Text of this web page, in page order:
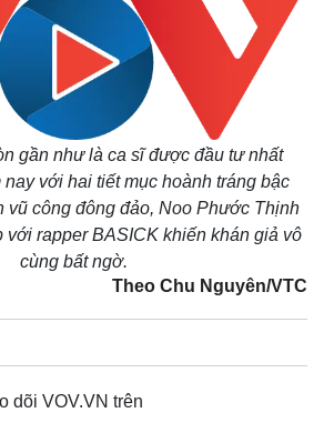
gần như là ca sĩ được đầu tư nhất
với hai tiết mục hoành tráng bậc
vũ công đông đảo, Noo Phước Thịnh
với rapper BASICK khiến khán giả vô
cùng bất ngờ.
Theo Chu Nguyên/VTC
dõi VOV.VN trên